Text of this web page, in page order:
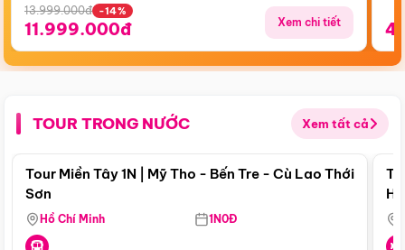
13.999.000đ -14%
11.999.000đ Xem chi tiết
TOUR TRONG NƯỚC Xem tất cả
Điểm nổi bật
Tour Miền Tây 1N | Mỹ Tho - Bến Tre - Cù Lao Thới
Sơn
Hồ Chí Minh 1N0Đ